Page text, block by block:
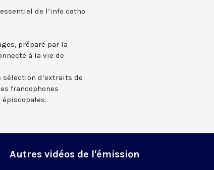
de l’info catho
préparé par la
à la vie de
d’extraits de
francophones
Autres vidéos de l'émission